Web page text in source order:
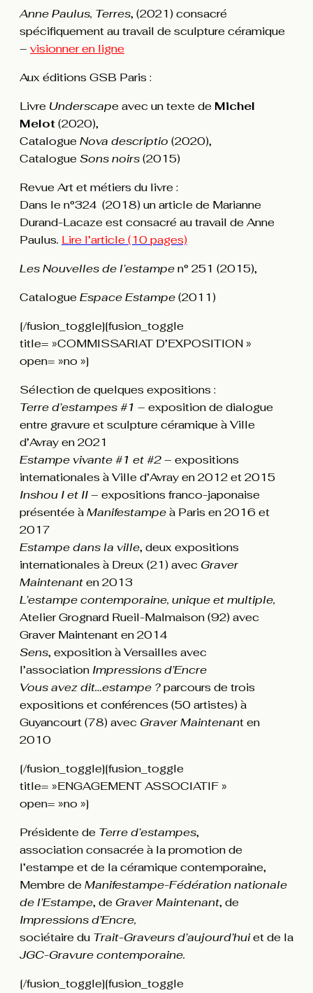
Anne Paulus, Terres, (2021) consacré
spécifiquement au travail de sculpture céramique
– visionner en ligne
Aux éditions GSB Paris :
Livre Underscape avec un texte de Michel
Melot(2020),
CatalogueNova descriptio (2020),
Catalogue Sons noirs(2015)
Revue Art et métiers du livre :
Dans le n°324 (2018) un article de Marianne
Durand-Lacaze est consacré au travail de Anne
Paulus. Lire l’article (10 pages)
Les Nouvelles de l’estampen° 251 (2015),
CatalogueEspace Estampe(2011)
[/fusion_toggle][fusion_toggle
title= »COMMISSARIAT D’EXPOSITION »
open= »no »]
Sélection de quelques expositions :
Terre d’estampes #1 – exposition de dialogue
entre gravure et sculpture céramique à Ville
d’Avray en 2021
Estampe vivante #1 et #2– expositions
internationales à Ville d’Avray en 2012 et 2015
Inshou I et II– expositions franco-japonaise
présentée àManifestampeà Paris en 2016 et
2017
Estampe dans la ville, deux expositions
internationales à Dreux (21) avec Graver
Maintenanten 2013
L’estampe contemporaine, unique et multiple,
Atelier Grognard Rueil-Malmaison (92) avec
Graver Maintenant en 2014
Sens, exposition à Versailles avec
l’association Impressions d’Encre
Vous avez dit…estampe ?parcours de trois
expositions et conférences (50 artistes) à
Guyancourt (78) avec Graver Maintenant en
2010
[/fusion_toggle][fusion_toggle
title= »ENGAGEMENT ASSOCIATIF »
open= »no »]
Présidente de Terre d’estampes,
association consacrée à la promotion de
l’estampe et de la céramique contemporaine,
Membre deManifestampe-Fédération nationale
de l’Estampe, de Graver Maintenant, de
Impressions d’Encre,
sociétaire du Trait-Graveurs d’aujourd’huiet de la
JGC-Gravure contemporaine.
[/fusion_toggle][fusion_toggle